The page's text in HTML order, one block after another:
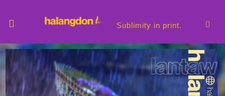
Sublimity in print.